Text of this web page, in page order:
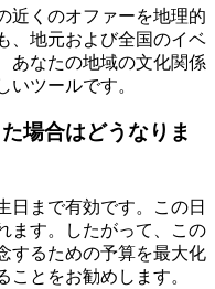
近くのオファーを地理的
、地元および全国のイベ
あなたの地域の文化関係
ツールです。
場合はどうなりま
日まで有効です。この日
ます。したがって、この
するための予算を最大化
とをお勧めします。